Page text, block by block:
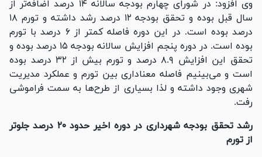
وی افزود: در شورای چهارم بودجه سالانه ۱۴ درصد اضافه‌تر از
سال قبل بوده و تحقق بودجه ۱۲ درصد رشد داشته و تورم ۱۸
درصد بوده است. در این دوره فاصله کمتر از ۶ درصد با تورم
بوده است. در دوره پنجم افزایش سالانه بودجه ۱۵ درصد بوده و
تحقق این افزایش ۸.۹ درصد و تورم بیش از ۳۲ درصد بوده
است و می‌بینیم فاصله معناداری بین تورم و عملکرد مدیریت
شهری وجود داشته و لذا بسیاری از طرح‌ها به سمت فراموشی
رفت.
رشد تحقق بودجه شهرداری در دوره اخیر حدود ۲۰ درصد جلوتر
از تورم